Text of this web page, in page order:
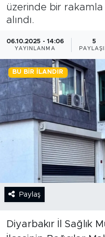
üzerinde bir rakamla
alındı.
06.10.2025 - 14:06
YAYINLANMA
5
BU BIR İLANDIR
Paylaş
Diyarbakır İl Sağlık
KARİKATÜR
BİLİM-TEKNOLOJİ
RÖPÖRTAJ
ANALİZ
NOSTALJİ
KULİS
YAZARLAR
DİNİ
POLİTİKA
Haber Arşivi